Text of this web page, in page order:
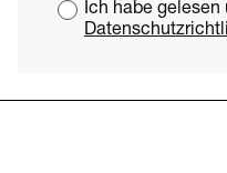
Ich habe gelesen